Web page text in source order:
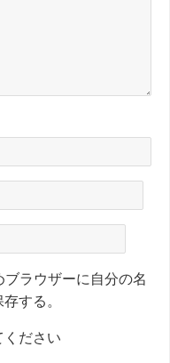
ラウザーに自分の名
する。
ください